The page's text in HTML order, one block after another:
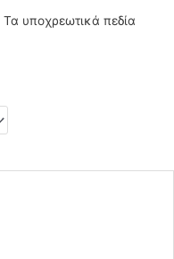
Τα υποχρεωτικά πεδία